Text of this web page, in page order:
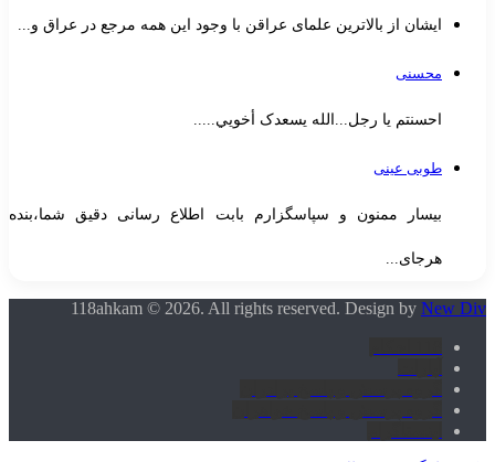
ایشان از بالاترین علمای عراقن با وجود این همه مرجع در عراق و...
محسنی
احسنتم یا رجل...الله یسعدک أخويي.....
طوبی عینی
بیسار ممنون و سپاسگزارم بابت اطلاع رسانی دقیق شما،بنده
هرجای...
118ahkam © 2026. All rights reserved. Design by New Div